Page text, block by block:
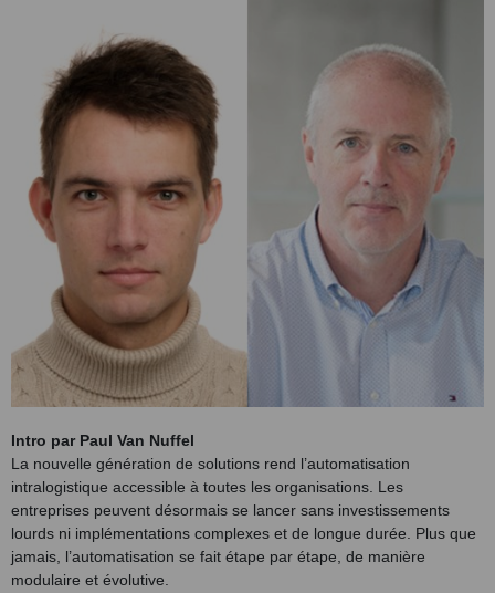
Intro par Paul Van Nuffel
La nouvelle génération de solutions rend l’automatisation
intralogistique accessible à toutes les organisations. Les
entreprises peuvent désormais se lancer sans investissements
lourds ni implémentations complexes et de longue durée. Plus que
jamais, l’automatisation se fait étape par étape, de manière
modulaire et évolutive.